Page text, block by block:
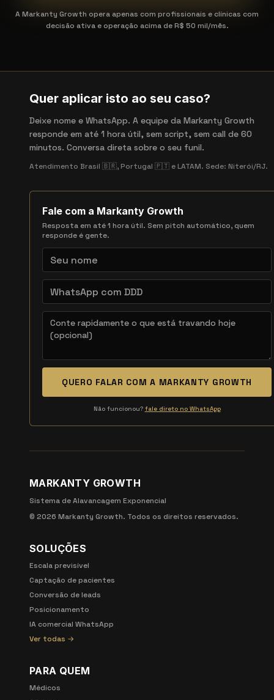
A Markanty Growth opera apenas com profissionais e clínicas com
decisão ativa e operação acima de R$ 50 mil/mês.
Quer aplicar isto ao seu caso?
Deixe nome e WhatsApp. A equipe da Markanty Growth
responde em até 1 hora útil, sem script, sem call de 60
minutos. Conversa direta sobre o seu funil.
Atendimento Brasil 🇧🇷, Portugal 🇵🇹 e LATAM. Sede: Niterói/RJ.
Fale com a Markanty Growth
Resposta em até 1 hora útil. Sem pitch automático, quem
responde é gente.
QUERO FALAR COM A MARKANTY GROWTH
Não funcionou? fale direto no WhatsApp
MARKANTY GROWTH
Sistema de Alavancagem Exponencial
© 2026 Markanty Growth. Todos os direitos reservados.
SOLUÇÕES
Escala previsível
Captação de pacientes
Conversão de leads
Posicionamento
IA comercial WhatsApp
Ver todas →
PARA QUEM
Médicos